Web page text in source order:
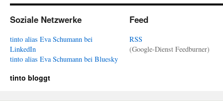
Soziale Netzwerke
tinto alias Eva Schumann bei
LinkedIn
tinto alias Eva Schumann bei Bluesky
Feed
RSS
(Google-Dienst Feedburner)
tinto bloggt